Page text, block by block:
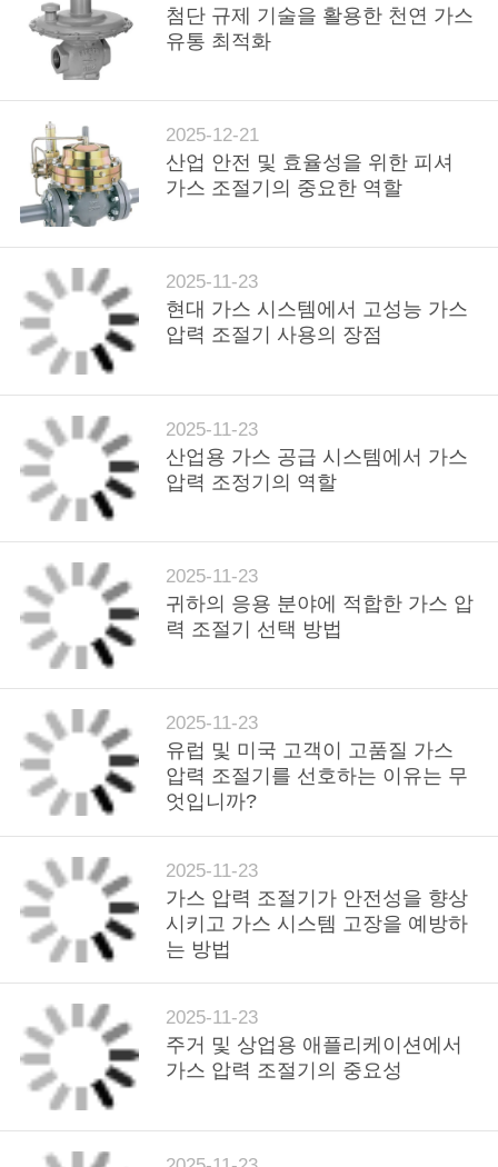
스
인
용
을
요
청
하
십
오
트
개
인
정
보
보
책
첨단 규제 기술을 활용한 천연 가스
유통 최적화
2025-12-21
산업 안전 및 효율성을 위한 피셔
가스 조절기의 중요한 역할
2025-11-23
현대 가스 시스템에서 고성능 가스
압력 조절기 사용의 장점
2025-11-23
산업용 가스 공급 시스템에서 가스
압력 조정기의 역할
2025-11-23
귀하의 응용 분야에 적합한 가스 압
력 조절기 선택 방법
2025-11-23
유럽 및 미국 고객이 고품질 가스
압력 조절기를 선호하는 이유는 무
엇입니까?
2025-11-23
가스 압력 조절기가 안전성을 향상
시키고 가스 시스템 고장을 예방하
는 방법
2025-11-23
주거 및 상업용 애플리케이션에서
가스 압력 조절기의 중요성